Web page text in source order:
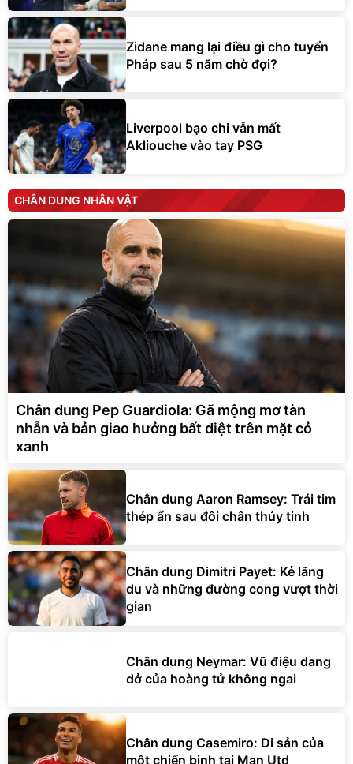
Zidane mang lại điều gì cho tuyển
Pháp sau 5 năm chờ đợi?
Liverpool bạo chi vẫn mất
Akliouche vào tay PSG
CHÂN DUNG NHÂN VẬT
Chân dung Pep Guardiola: Gã mộng mơ tàn
nhẫn và bản giao hưởng bất diệt trên mặt cỏ
xanh
Chân dung Aaron Ramsey: Trái tim
thép ẩn sau đôi chân thủy tinh
Chân dung Dimitri Payet: Kẻ lãng
du và những đường cong vượt thời
gian
Chân dung Neymar: Vũ điệu dang
dở của hoàng tử không ngai
Chân dung Casemiro: Di sản của
một chiến binh tại Man Utd